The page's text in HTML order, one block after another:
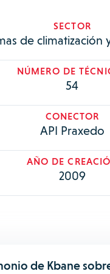
SECTOR
de climatización
NÚMERO DE
54
CONECTOR
API Praxedo
AÑO DE
2009
de Kbane